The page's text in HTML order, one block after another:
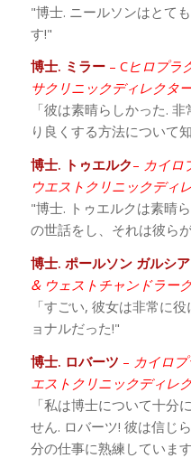
"博士. ニールソンはとて
す!"
博士. ミラー– Cヒロプラ
サクリニックディレクタ
「彼は素晴らしかった.
り良くする方法について
博士. トゥエルク– カイロ
ウエストクリニックディ
"博士. トゥエルクは素晴
の世話をし、それは彼ら
博士. ポールソン ガルシア
& ウェストチャンドラー
「すごい, 彼女は非常に
ョナルだった!"
博士. ロバーツ – カイロ
エストクリニックディレ
「私は博士について十分
せん. ロバーツ! 彼は信じ
分の仕事に熟練しています